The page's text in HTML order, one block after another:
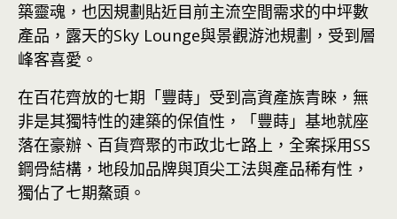
築靈魂，也因規劃貼近目前主流空間需求的中坪數
產品，露天的Sky Lounge與景觀游池規劃，受到層
峰客喜愛。
在百花齊放的七期「豐蒔」受到高資產族青睞，無
非是其獨特性的建築的保值性，「豐蒔」基地就座
落在豪辦、百貨齊聚的市政北七路上，全案採用SS
鋼骨結構，地段加品牌與頂尖工法與產品稀有性，
獨佔了七期鰲頭。